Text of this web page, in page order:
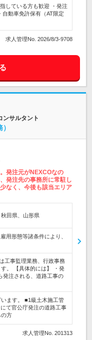
している方も歓迎 ・発注
動車免許保有（AT限定
求人管理No. 2026/8/3-9708
ンサルタント
発注元がNEXCOなの
発注先の事務所に常駐し
なく、今後も該当エリア
田県、山形県
用形態等諸条件により、
工事監理業務、行政事務
。 【具体的には】 ・発
発注される、道路工事の
ます。 ■1級土木施工管
て官公庁発注の道路工事
の方
求人管理No. 201313